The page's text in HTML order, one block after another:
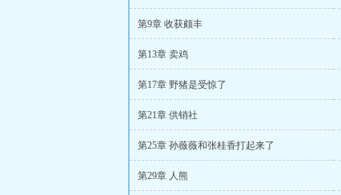
第9章 收获颇丰
第13章 卖鸡
第17章 野猪是受惊了
第21章 供销社
第25章 孙薇薇和张桂香打起来了
第29章 人熊